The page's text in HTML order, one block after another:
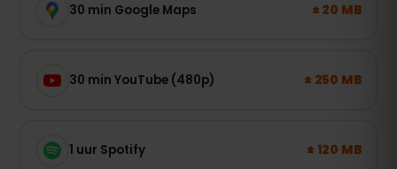
30 min Google Maps ± 20 MB
30 min YouTube (480p) ± 250 MB
1 uur Spotify ± 120 MB